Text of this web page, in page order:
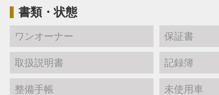
書類・状態
ワンオーナー 保証書
取扱説明書 記録簿
整備手帳 未使用車